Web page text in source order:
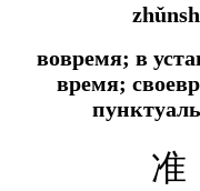
вовремя; в
время;
准